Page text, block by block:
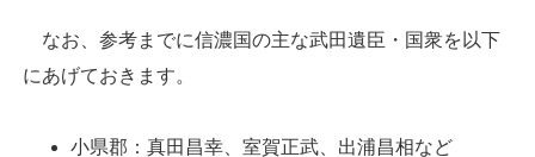
なお、参考までに信濃国の主な武田遺臣・国衆を以下
にあげておきます。
小県郡：真田昌幸、室賀正武、出浦昌相など